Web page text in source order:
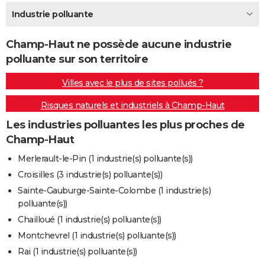
Destinations
City break
Voyage nature
Voyage de noces
Forum
Climat
+PHOTO
GUIDES D'ACHAT
BONS PLANS
CARTE DE VOEUX
Carte de Noël
Carte Bonne année
Carte Saint-Valentin
Carte Pâques
Carte d'anniversaire
DICTIONNAIRE
Dictionnaire
Biographies
Citations
Expressions
Proverbes
PROGRAMME TV
COPAINS D'AVANT
S'inscrire
Se connecter
Lycées
Collèges
Primaires
Universités
Entreprises
Service militaire
Avis de recherche
AVIS DE DÉCÈS
FORUM
Industrie polluante
Champ-Haut ne possède aucune industrie
polluante sur son territoire
Villes avec le plus de sites pollués ?
Risques naturels et industriels à Champ-Haut
Les industries polluantes les plus proches de
Champ-Haut
Merlerault-le-Pin (1 industrie(s) polluante(s))
Croisilles (3 industrie(s) polluante(s))
Sainte-Gauburge-Sainte-Colombe (1 industrie(s)
polluante(s))
Chailloué (1 industrie(s) polluante(s))
Montchevrel (1 industrie(s) polluante(s))
Rai (1 industrie(s) polluante(s))